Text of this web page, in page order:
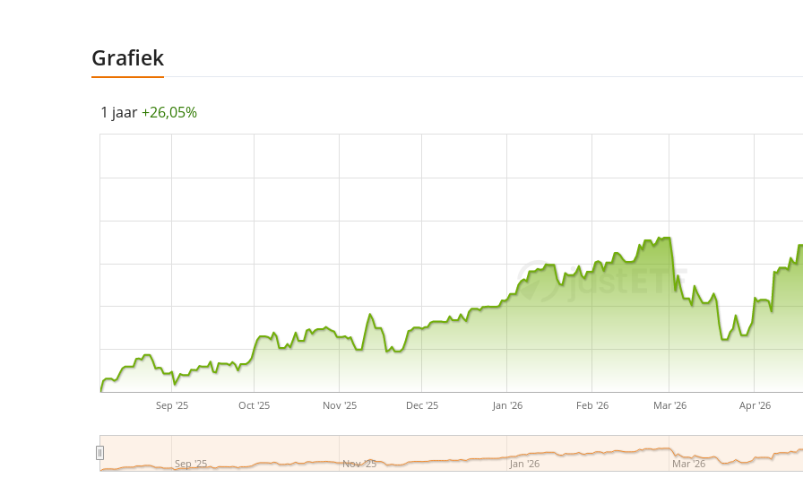
replicates the
(buying all the index
Accumulating is a very
Ierland.
Grafiek
1 jaar+26,05%
Sep '25 Oct '25 Nov '25 Dec '25 Jan '26 Feb '26 Mar '26 Apr '26
Sep '25 Nov '25 Jan '26 Mar '26